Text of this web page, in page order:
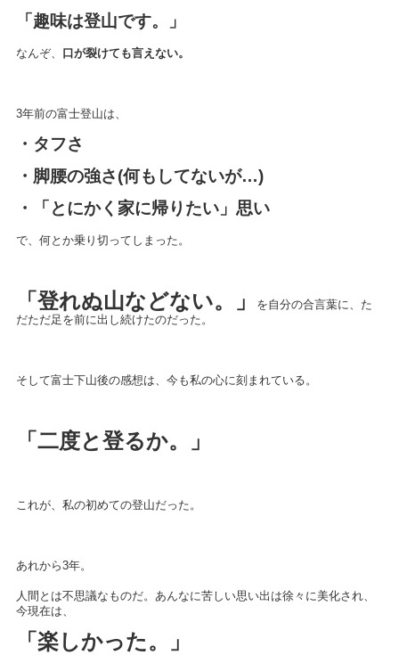
「趣味は登山です。」
なんぞ、 口が裂けても言えない。
3年前の富士登山は、
・タフさ
・脚腰の強さ(何もしてないが…)
・「とにかく家に帰りたい」思い
で、何とか乗り切ってしまった。
「登れぬ山などない。」
を自分の合言葉に、た
だただ足を前に出し続けたのだった。
そして富士下山後の感想は、今も私の心に刻まれている。
「二度と登るか。」
これが、私の初めての登山だった。
あれから3年。
人間とは不思議なものだ。あんなに苦しい思い出は徐々に美化され、
今現在は、
「楽しかった。」